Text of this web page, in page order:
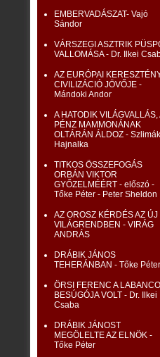
EMBERVADÁSZAT- Vajó
Sándor
VÁRSZEGI ASZTRIK
VALLOMÁSA - Dr. Ilkei
AZ EURÓPAI
CIVILIZÁCIÓ JÖVŐJE -
Mándoki Andor
A HATODIK VILÁGVALLÁS,
PÉNZ MAMMONÁNAK
OLTÁRÁN ÁLDOZ - Szlimák
Hajnalka
TITKOS ÖSSZEFOGÁS
ORBÁN VIKTOR
GYŐZELMÉÉRT - előszó -
Tőke Péter - Peter Sheldon
AZ OROSZ KÉRDÉS AZ ÚJ
VILÁGRENDBEN - VIRÁG
ANDRÁS
DRÁBIK JÁNOS
TEHERÁNBAN - Tőke Péter
ÖRSI FERENC A
BESÚGÓJA VOLT - Dr. Ilkei
Csaba
DRÁBIK JÁNOST
MEGÖLELTE AZ ELNÖK -
Tőke Péter